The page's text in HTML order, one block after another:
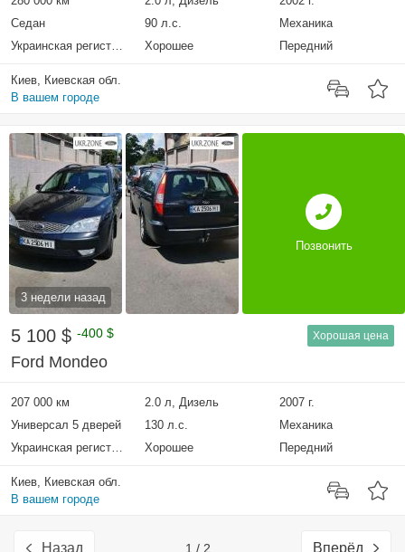
Седан
90 л.с.
Механика
Украинская регистрация
Хорошее Передний
Киев, Киевская обл.
В вашем городе
3 недели назад
Позвонить
5 100 $ -400 $ Хорошая цена
Ford Mondeo
207 000 км 2.0 л, Дизель
2007 г.
Универсал 5 дверей
130 л.с.
Механика
Украинская регистрация
Хорошее Передний
Киев, Киевская обл.
В вашем городе
Назад 1 / 2 Вперёд